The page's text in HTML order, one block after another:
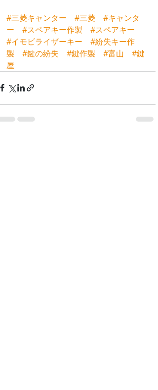
#三菱キャンター #三菱
#キャンタ
ー
#スペアキー作製
#スペアキー
#イモビライザーキー
#紛失キー作
製
#鍵の紛失 #鍵作製 #富山
#鍵
屋